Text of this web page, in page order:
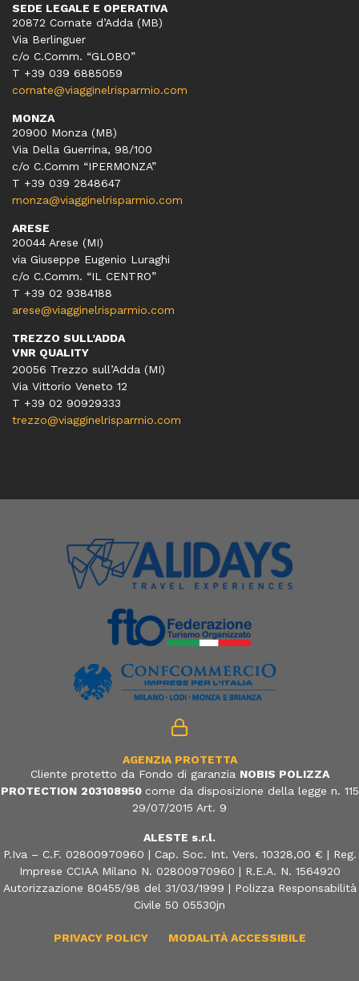
SEDE LEGALE E OPERATIVA
20872 Cornate d’Adda (MB)
Via Berlinguer
c/o C.Comm. “GLOBO”
T +39 039 6885059
cornate@viagginelrisparmio.com
MONZA
20900 Monza (MB)
Via Della Guerrina, 98/100
c/o C.Comm “IPERMONZA”
T +39 039 2848647
monza@viagginelrisparmio.com
ARESE
20044 Arese (MI)
via Giuseppe Eugenio Luraghi
c/o C.Comm. “IL CENTRO”
T +39 02 9384188
arese@viagginelrisparmio.com
TREZZO SULL’ADDA
VNR QUALITY
20056 Trezzo sull’Adda (MI)
Via Vittorio Veneto 12
T +39 02 90929333
trezzo@viagginelrisparmio.com
AGENZIA PROTETTA
Cliente protetto da Fondo di garanzia NOBIS POLIZZA
PROTECTION 203108950 come da disposizione della legge n. 115
29/07/2015 Art. 9
ALESTE s.r.l.
P.Iva – C.F. 02800970960 | Cap. Soc. Int. Vers. 10328,00 € | Reg.
Imprese CCIAA Milano N. 02800970960 | R.E.A. N. 1564920
Autorizzazione 80455/98 del 31/03/1999 | Polizza Responsabilità
Civile 50 05530jn
PRIVACY POLICY MODALITÀ ACCESSIBILE